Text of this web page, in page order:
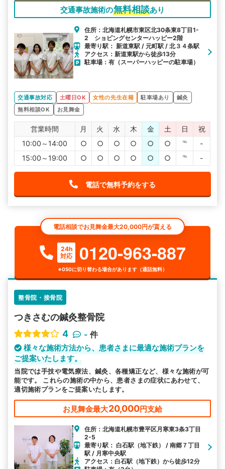
交通事故施術の無料相談あり
住所：北海道札幌市東区北30条東8丁目1-
2 ショピングセンターハッピー2階
最寄り駅： 新道東駅 / 元町駅 / 北３４条駅
アクセス：新道東駅から徒歩13分
駐車場：有（スーパーハッピーの駐車場）
交通事故対応 土曜日OK 女性の先生在籍 駐車場あり
鍼灸
無料相談OK
お見舞金
営業時間 月 火 水 木 金 土 日
祝
10:00～14:00
○ ○ ○ ○ ○ ○ ℡
-
15:00～19:00
○ ○ ○ ○ ○ ○ ℡ -
電話で無料予約をする
電話相談でお見舞金最大20,000円が貰える
24h
対応
0120-963-887
※050に切り替わる場合があります（通話無料）
整骨院・接骨院
つきさむの鍼灸整骨院
4
- 件
様々な施術方法から、患者さまに最適な施術プランを
ご提案いたします。
当院では手技や電気療法、鍼灸、各種矯正など、様々な施術が可
能です。 これらの施術の中から、患者さまの症状にあわせて、
適切施術プランをご提案いたします。
お見舞金最大20,000円支給
住所：北海道札幌市豊平区月寒東3条3丁目
2-5
最寄り駅： 白石駅（地下鉄） / 南郷７丁目
駅 / 月寒中央駅
アクセス：白石駅（地下鉄）から徒歩12分